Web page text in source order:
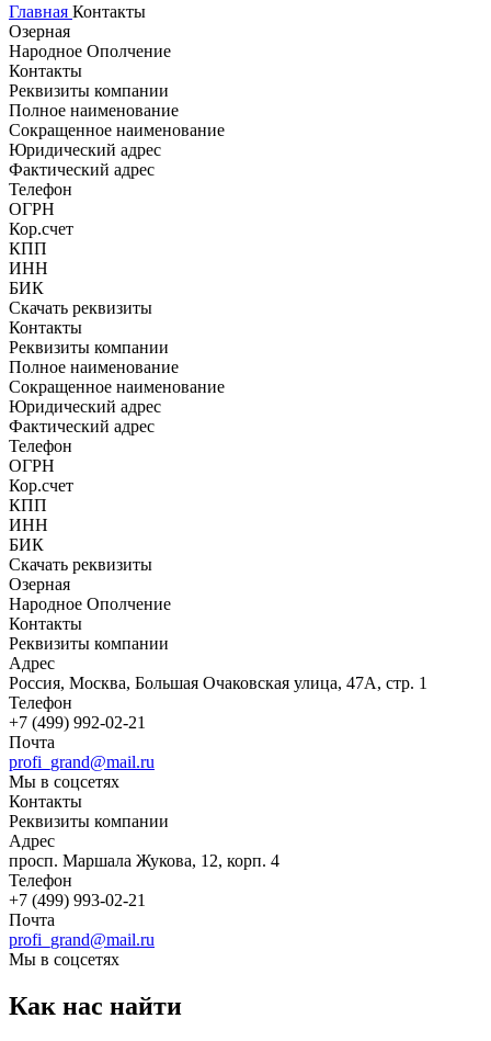
Главная Контакты
Озерная
Народное Ополчение
Контакты
Реквизиты компании
Полное наименование
Сокращенное наименование
Юридический адрес
Фактический адрес
Телефон
ОГРН
Кор.счет
КПП
ИНН
БИК
Скачать реквизиты
Контакты
Реквизиты компании
Полное наименование
Сокращенное наименование
Юридический адрес
Фактический адрес
Телефон
ОГРН
Кор.счет
КПП
ИНН
БИК
Скачать реквизиты
Озерная
Народное Ополчение
Контакты
Реквизиты компании
Адрес
Россия, Москва, Большая Очаковская улица, 47А, стр. 1
Телефон
+7 (499) 992-02-21
Почта
profi_grand@mail.ru
Мы в соцсетях
Контакты
Реквизиты компании
Адрес
просп. Маршала Жукова, 12, корп. 4
Телефон
+7 (499) 993-02-21
Почта
profi_grand@mail.ru
Мы в соцсетях
Как нас найти